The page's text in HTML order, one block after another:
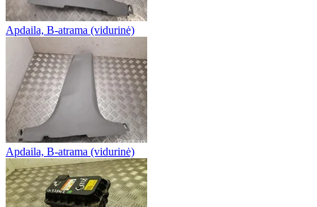
Apdaila, B-atrama (vidurinė)
Apdaila, B-atrama (vidurinė)